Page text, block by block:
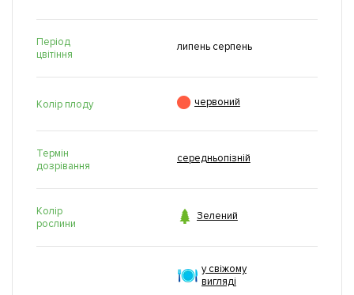
Період
цвітіння
липень серпень
Колір плоду  червоний
Термін
дозрівання
середньопізній
Колір
рослини
 Зелений
у свіжому
вигляді